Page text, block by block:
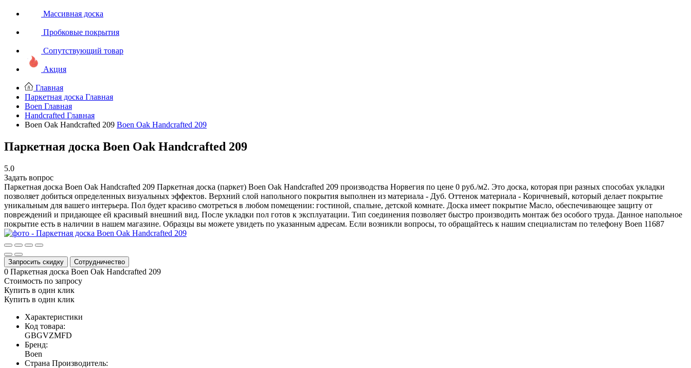
Массивная доска
Пробковые покрытия
Сопутствующий товар
Акция
Главная
Паркетная доска Главная
Boen Главная
Handcrafted Главная
Boen Oak Handсrafted 209 Boen Oak Handсrafted 209
Паркетная доска Boen Oak Handсrafted 209
5.0
Задать вопрос
Паркетная доска Boen Oak Handсrafted 209 Паркетная доска (паркет) Boen Oak Handсrafted 209 производства Норвегия по цене 0 руб./м2. Это доска, которая при разных способах укладки
позволяет добиться определенных визуальных эффектов. Верхний слой напольного покрытия выполнен из материала - Дуб. Оттенок материала - Коричневый, который делает покрытие
уникальным для вашего интерьера. Пол будет красиво смотреться в любом помещении: гостиной, спальне, детской комнате. Доска имеет покрытие Масло, обеспечивающее защиту от
повреждений и придающее ей красивый внешний вид. После укладки пол готов к эксплуатации. Тип соединения позволяет быстро производить монтаж без особого труда. Данное напольное
покрытие есть в наличии в нашем магазине. Образцы вы можете увидеть по указанным адресам. Если возникли вопросы, то обращайтесь к нашим специалистам по телефону Boen 11687
Запросить скидку Сотрудничество
0 Паркетная доска Boen Oak Handсrafted 209
Стоимость по запросу
Купить в один клик
Купить в один клик
Характеристики
Код товара:
GBGVZMFD
Бренд:
Boen
Страна Производитель: